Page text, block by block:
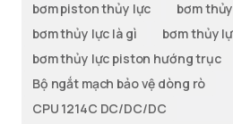
bơm piston thủy lực
bơm
bơm thủy lực là gì
bơm thủy
bơm thủy lực piston hướng trục
Bộ ngắt mạch bảo vệ dòng rò
CPU 1214C DC/DC/DC